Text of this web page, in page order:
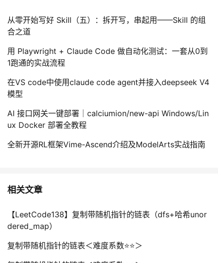
从零开始写好 Skill（五）：拆开写，串起用——Skill 的组
合之道
用 Playwright + Claude Code 做自动化测试：一套从0到
1跑通的实战流程
在VS code中使用claude code agent并接入deepseek V4
模型
AI 接口网关一键部署｜calciumion/new-api Windows/Lin
ux Docker 部署全教程
全新开源RL框架Vime-Ascend介绍及ModelArts实战指南
相关文章
【LeetCode138】复制带随机指针的链表（dfs+哈希unor
dered_map）
复制带随机指针的链表＜难度系数⭐⭐＞